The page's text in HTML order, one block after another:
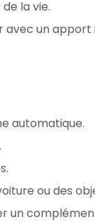
la vie.
avec un
automatique.
ou des
un